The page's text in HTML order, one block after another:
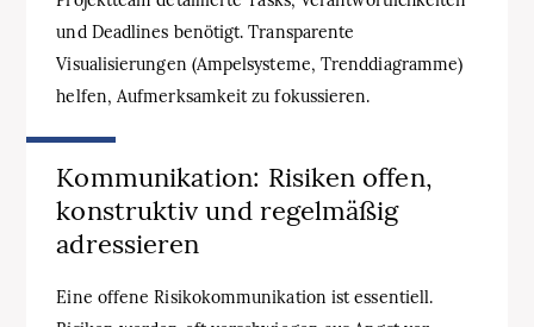
und Deadlines benötigt. Transparente
Visualisierungen (Ampelsysteme, Trenddiagramme)
helfen, Aufmerksamkeit zu fokussieren.
Kommunikation: Risiken offen,
konstruktiv und regelmäßig
adressieren
Eine offene Risikokommunikation ist essentiell.